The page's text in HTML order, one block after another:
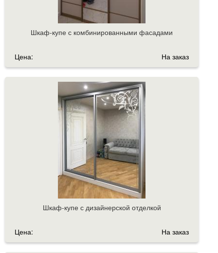
Шкаф-купе с комбинированными фасадами
Цена: На заказ
Шкаф-купе с дизайнерской отделкой
Цена: На заказ